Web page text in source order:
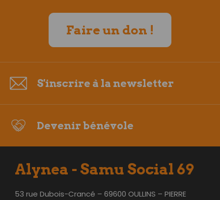
S'inscrire à la newsletter
Devenir bénévole
Alynea - Samu Social 69
53 rue Dubois-Crancé – 69600 OULLINS – PIERRE
Faire un don !